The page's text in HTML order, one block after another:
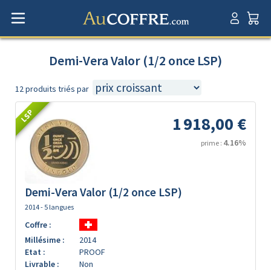
Demi-Vera Valor (1/2 once LSP)
12 produits triés par
LSP 1 918,00 €
prime : 4.16%
Demi-Vera Valor (1/2 once LSP)
2014 - 5 langues
Coffre :
Millésime :
2014
Etat :
PROOF
Livrable :
Non